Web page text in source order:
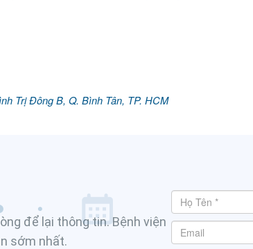
Trị Đông B, Q. Bình Tân, TP. HCM
để lại thông tin. Bệnh viện
sớm nhất.